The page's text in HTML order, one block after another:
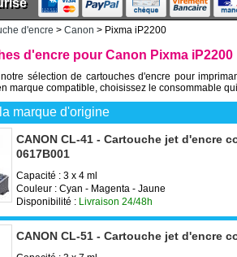
d'encre > Canon > Pixma iP2200
d'encre pour Canon Pixma iP2200
sélection de cartouches d'encre pour
marque compatible, choisissez le consommable
marque d'origine
CANON CL-41 - Cartouche jet d'encre
0617B001
Capacité : 3 x 4 ml
Couleur : Cyan - Magenta - Jaune
Disponibilité : Livraison 24/48h
CANON CL-51 - Cartouche jet d'encre